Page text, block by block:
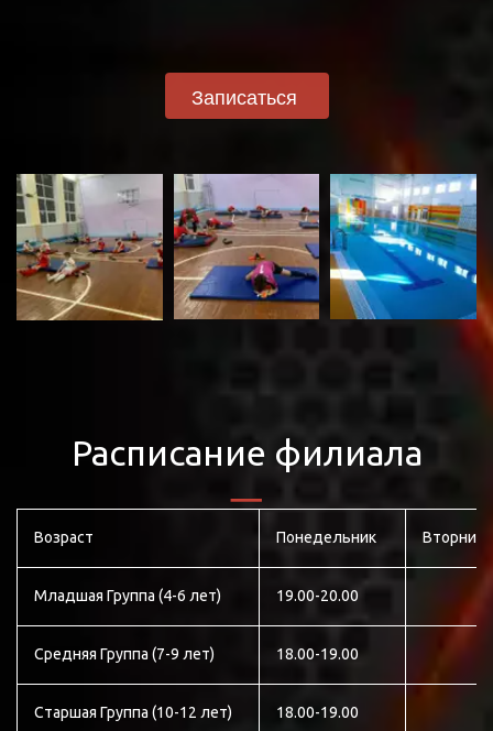
Записаться
Расписание филиала
Возраст Понедельник Вторник
Младшая Группа (4-6 лет) 19.00-20.00
Средняя Группа (7-9 лет) 18.00-19.00
Старшая Группа (10-12 лет) 18.00-19.00